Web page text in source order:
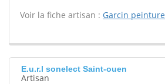
Voir la fiche artisan : Garcin peinture
E.u.r.l sonelect Saint-ouen
Artisan